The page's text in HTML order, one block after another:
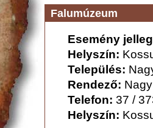
Falumúzeum
Esemény
Helyszín:
Település:
Rendező:
Telefon: 37 /
Helyszín: